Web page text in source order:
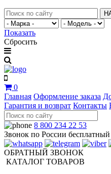
Показать
Сбросить
0
Главная Оформление заказа
Гарантия и возврат Контакты
8 800 234 22 53
Звонок по России бесплатный
ОБРАТНЫЙ ЗВОНОК
КАТАЛОГ ТОВАРОВ